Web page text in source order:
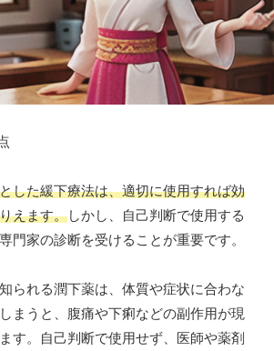
した緩下療法は、適切に使用すれば効
えます。しかし、自己判断で使用する
門家の診断を受けることが重要です。
られる潤下薬は、体質や症状に合わな
まうと、腹痛や下痢などの副作用が現
す。自己判断で使用せず、医師や薬剤